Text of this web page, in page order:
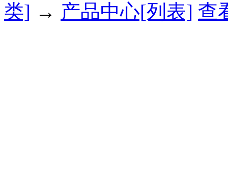
类] → 产品中心[列表] 查